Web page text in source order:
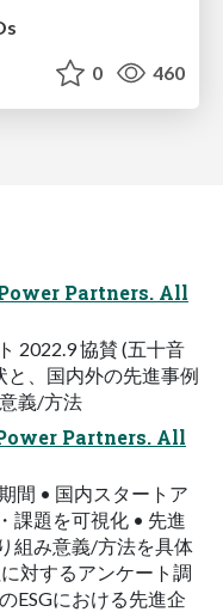
0 460
Partners. All
2022.9 協賛 (五十音
と、国内外の先進事例
義/方法
Partners. All
間 • 国内スタートア
課題を可視化 • 先進
組み意義/方法を具体
対するアンケート調
ESGにおける先進企